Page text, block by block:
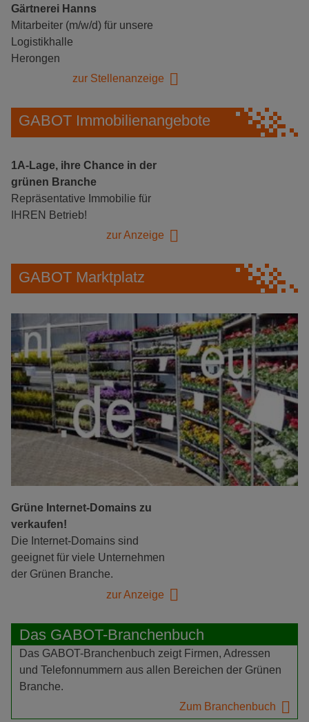
Gärtnerei Hanns
Mitarbeiter (m/w/d) für unsere
Logistikhalle
Herongen
zur Stellenanzeige
GABOT Immobilienangebote
1A-Lage, ihre Chance in der
grünen Branche
Repräsentative Immobilie für
IHREN Betrieb!
zur Anzeige
GABOT Marktplatz
Grüne Internet-Domains zu
verkaufen!
Die Internet-Domains sind
geeignet für viele Unternehmen
der Grünen Branche.
zur Anzeige
Das GABOT-Branchenbuch
Das GABOT-Branchenbuch zeigt Firmen, Adressen
und Telefonnummern aus allen Bereichen der Grünen
Branche.
Zum Branchenbuch